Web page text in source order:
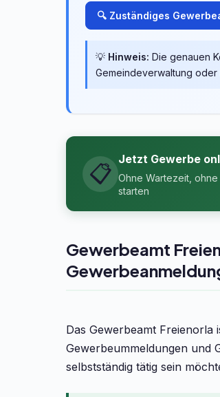
🔍 Zuständiges
💡 Hinweis: Die genauen
Gemeindeverwaltung
📋
Jetzt Gewerbe
Ohne Wartezeit,
starten
Gewerbeamt
Das Gewerbeamt Freienorla
Gewerbeummeldungen und
selbstständig tätig sein